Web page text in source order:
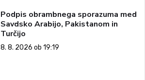
Podpis obrambnega sporazuma med
Savdsko Arabijo, Pakistanom in
Turčijo
8. 8. 2026 ob 19:19